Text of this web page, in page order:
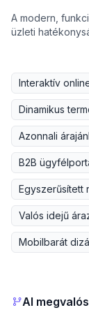
A modern,
üzleti
Interaktív
Dinamikus
Azonnali
B2B
Egyszerűsített
Valós idejű
Mobilbarát
AI